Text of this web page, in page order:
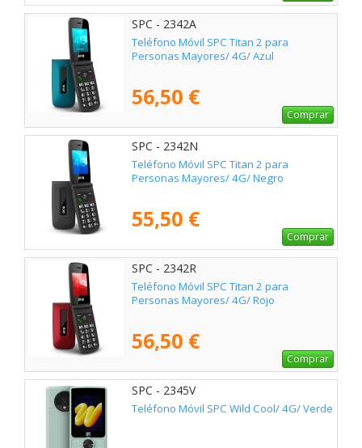
SPC - 2342A
Teléfono Móvil SPC Titan 2 para
Personas Mayores/ 4G/ Azul
56,50 €
Comprar
SPC - 2342N
Teléfono Móvil SPC Titan 2 para
Personas Mayores/ 4G/ Negro
55,50 €
Comprar
SPC - 2342R
Teléfono Móvil SPC Titan 2 para
Personas Mayores/ 4G/ Rojo
56,50 €
Comprar
SPC - 2345V
Teléfono Móvil SPC Wild Cool/ 4G/ Verde